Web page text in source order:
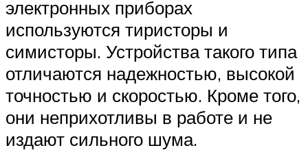
электронных приборах
используются тиристоры и
симисторы. Устройства такого типа
отличаются надежностью, высокой
точностью и скоростью. Кроме того,
они неприхотливы в работе и не
издают сильного шума.